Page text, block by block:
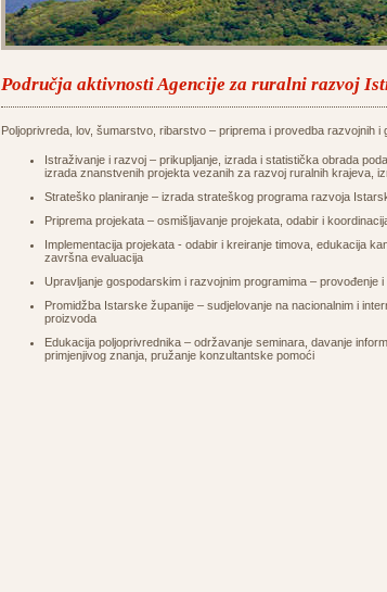
Područja aktivnosti Agencije za ruralni razvoj
Poljoprivreda, lov, šumarstvo, ribarstvo – priprema i provedba razvojnih
Istraživanje i razvoj – prikupljanje, izrada i statistička obrada
izrada znanstvenih projekta vezanih za razvoj ruralnih krajeva,
Strateško planiranje – izrada strateškog programa razvoja
Priprema projekata – osmišljavanje projekata, odabir i
Implementacija projekata - odabir i kreiranje timova, edukacija
završna evaluacija
Upravljanje gospodarskim i razvojnim programima – provođenje
Promidžba Istarske županije – sudjelovanje na nacionalnim i
proizvoda
Edukacija poljoprivrednika – održavanje seminara, davanje
primjenjivog znanja, pružanje konzultantske pomoći